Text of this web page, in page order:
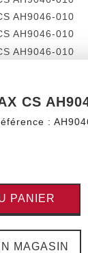
CS
:
PANIER
MAGASIN